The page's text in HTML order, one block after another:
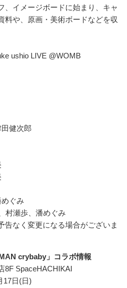
、イメージボードに始まり、キャ
料や、原画・美術ボードなどを収
ushio LIVE @WOMB
健次郎
ぐみ
村瀬歩、潘めぐみ
なく変更になる場合がございま
crybaby」コラボ情報
8F SpaceHACHIKAI
17日(日)